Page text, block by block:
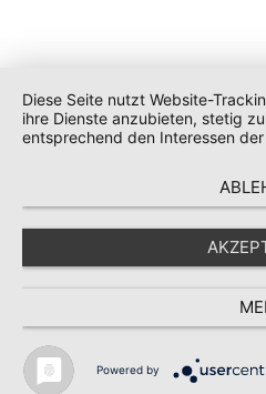
Diese Seite nutzt Website-
ihre Dienste anzubieten, stetig
entsprechend den Interessen
Powered by